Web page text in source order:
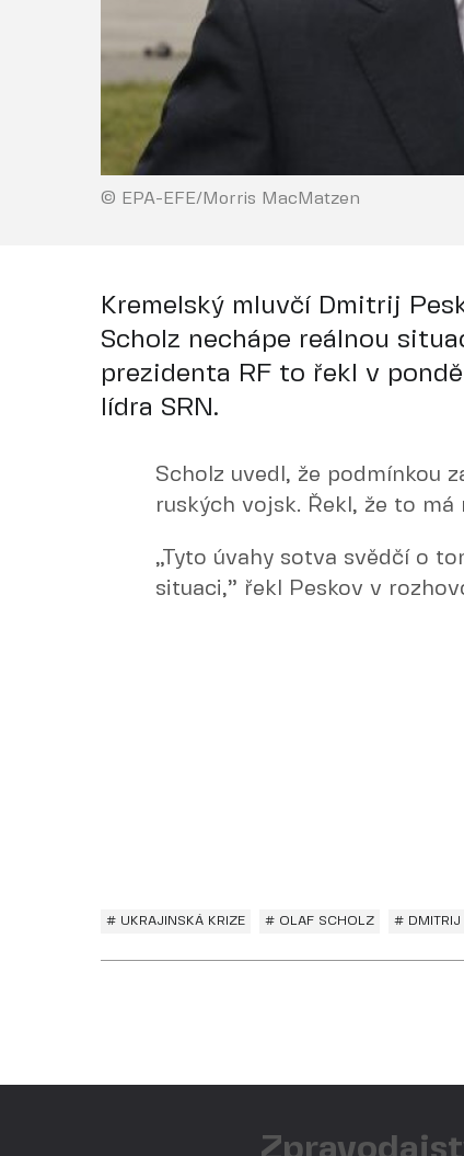
© EPA-EFE/Morris MacMatzen
Kremelský mluvčí Dmitrij
Scholz nechápe reálnou
prezidenta RF to řekl v
lídra SRN.
Scholz uvedl, že podmínkou
ruských vojsk. Řekl, že to
„Tyto úvahy sotva svědčí o
situaci,” řekl Peskov v
# UKRAJINSKÁ KRIZE # OLAF SCHOLZ # DMITRIJ